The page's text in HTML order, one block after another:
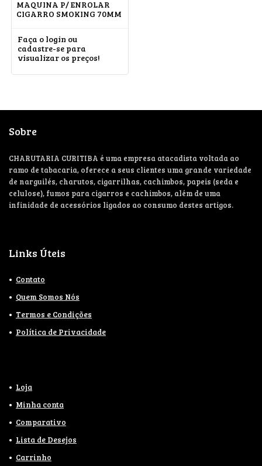
MAQUINA P/ ENROLAR
CIGARRO SMOKING 70MM
Faça o login ou
cadastre-se para
visualizar os preços!
Sobre
CHARUTARIA CURITIBA é uma empresa atacadista voltada ao
ramo de tabacaria, oferece a seus clientes uma grande variedade
de narguilés, charutos, cigarrilhas, cachimbos, papeis (seda e
celulose), fumos para cigarros e cachimbos, além de uma
infinidade de acessórios ligados ao consumo destes artigos.
Links Úteis
Contato
Quem Somos Nós
Termos e Condições
Política de Privacidade
Loja
Minha conta
Comparativo
Lista de Desejos
Carrinho